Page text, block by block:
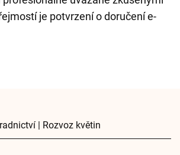
je potvrzení o doručení e-
| Rozvoz květin